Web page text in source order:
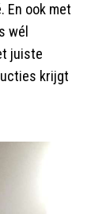
En ook met
wél
juiste
krijgt